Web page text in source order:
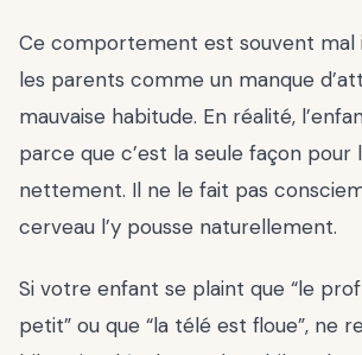
Ce comportement est souvent
les parents comme un manque
mauvaise habitude. En réalité,
parce que c’est la seule façon pour
nettement. Il ne le fait pas
cerveau l’y pousse naturellement.
Si votre enfant se plaint que “le
petit” ou que “la télé est floue”, ne